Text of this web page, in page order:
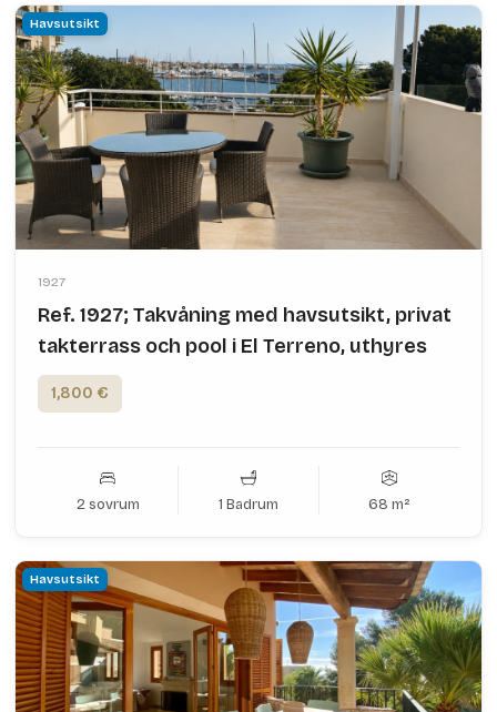
Havsutsikt
1927
Ref. 1927; Takvåning med havsutsikt, privat
takterrass och pool i El Terreno, uthyres
1,800 €
2 sovrum 1 Badrum 68 m²
Havsutsikt